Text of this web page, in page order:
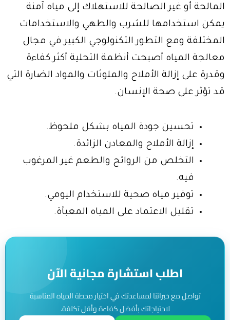
المالحة أو غير الصالحة للاستهلاك إلى مياه آمنة
يمكن استخدامها للشرب والطهي والاستخدامات
المختلفة ومع التطور التكنولوجي الكبير في مجال
معالجة المياه أصبحت أنظمة التحلية أكثر كفاءة
وقدرة على إزالة الأملاح والملوثات والمواد الضارة التي
قد تؤثر على صحة الإنسان.
تحسين جودة المياه بشكل ملحوظ.
إزالة الأملاح والمعادن الزائدة.
التخلص من الروائح والطعم غير المرغوب
فيه.
توفير مياه صحية للاستخدام اليومي.
تقليل الاعتماد على المياه المعبأة.
اطلب استشارة مجانية الآن
تواصل مع خبرائنا لمساعدتك في اختيار محطة المياه المناسبة
لاحتياجاتك بأفضل كفاءة وأقل تكلفة.